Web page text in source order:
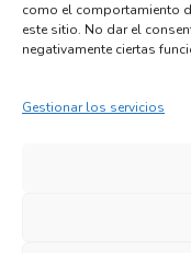
como el comportamiento
este sitio. No dar el
negativamente ciertas
Gestionar los servicios
telefono:+34 722 12
email: